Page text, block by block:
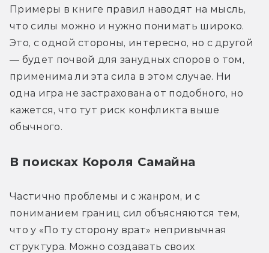
Примеры в книге правил наводят на мысль,
что силы можно и нужно понимать широко.
Это, с одной стороны, интересно, но с другой
— будет почвой для занудных споров о том,
применима ли эта сила в этом случае. Ни
одна игра не застрахована от подобного, но
кажется, что тут риск конфликта выше
обычного.
В поисках Короля Самайна
Частично проблемы и с жанром, и с
пониманием границ сил объясняются тем,
что у «По ту сторону врат» непривычная
структура. Можно создавать своих